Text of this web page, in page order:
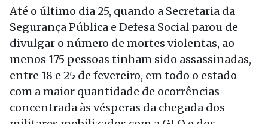
Até o último dia 25, quando a Secretaria da
Segurança Pública e Defesa Social parou de
divulgar o número de mortes violentas, ao
menos 175 pessoas tinham sido assassinadas,
entre 18 e 25 de fevereiro, em todo o estado –
com a maior quantidade de ocorrências
concentrada às vésperas da chegada dos